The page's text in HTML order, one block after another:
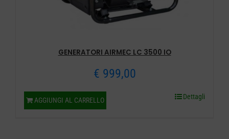
GENERATORI AIRMEC LC 3500 IO
€ 999,00
AGGIUNGI AL CARRELLO Dettagli